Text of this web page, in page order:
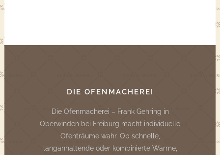
DIE OFENMACHEREI
Die Ofenmacherei – Frank Gehring in
Oberwinden bei Freiburg macht individuelle
Ofenträume wahr. Ob schnelle,
langanhaltende oder kombinierte Wärme,